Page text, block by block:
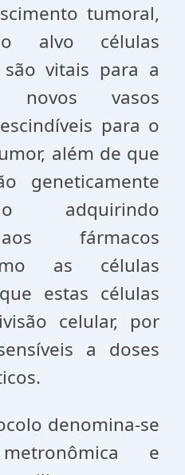
tumoral,
alvo células
vitais para a
novos vasos
para o
além de que
geneticamente
adquirindo
fármacos
as células
estas células
celular, por
a doses
denomina-se
e